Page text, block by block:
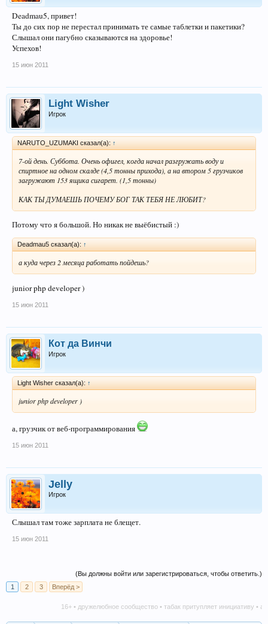
Deadmau5, привет!
Ты до сих пор не перестал принимать те самые таблетки и пакетики?
Слышал они пагубно сказываются на здоровье!
Успехов!
15 июн 2011
Light Wisher
Игрок
NARUTO_UZUMAKI сказал(а): ↑
7-ой день. Суббота. Очень офигел, когда начал разгружать воду и
спиртное на одном скалде (4,5 тонны прихода), а на втором 5 грузчиков
загружают 153 ящика сигарет. (1,5 тонны)
КАК ТЫ ДУМАЕШЬ ПОЧЕМУ БОГ ТАК ТЕБЯ НЕ ЛЮБИТ?
Потому что я большой. Но никак не выёбистый :)
Deadmau5 сказал(а): ↑
а куда через 2 месяца работать пойдешь?
junior php developer )
15 июн 2011
Кот да Винчи
Игрок
Light Wisher сказал(а): ↑
junior php developer )
а, грузчик от веб-программирования
15 июн 2011
Jelly
Игрок
Слышал там тоже зарплата не блещет.
15 июн 2011
(Вы должны войти или зарегистрироваться, чтобы ответить.)
1
2 3 Вперёд >
16+ • дружелюбное сообщество • табак притупляет инициативу •